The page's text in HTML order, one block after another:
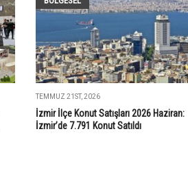
TEMMUZ 21ST, 2026
İzmir İlçe Konut Satışları 2026 Haziran:
İzmir’de 7.791 Konut Satıldı